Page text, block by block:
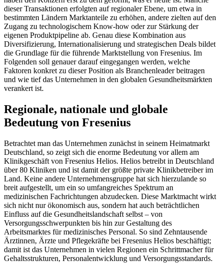
dieser Transaktionen erfolgten auf regionaler Ebene, um etwa in
bestimmten Ländern Marktanteile zu erhöhen, andere zielten auf den
Zugang zu technologischem Know-how oder zur Stärkung der
eigenen Produktpipeline ab. Genau diese Kombination aus
Diversifizierung, Internationalisierung und strategischen Deals bildet
die Grundlage für die führende Marktstellung von Fresenius. Im
Folgenden soll genauer darauf eingegangen werden, welche
Faktoren konkret zu dieser Position als Branchenleader beitragen
und wie tief das Unternehmen in den globalen Gesundheitsmärkten
verankert ist.
Regionale, nationale und globale
Bedeutung von Fresenius
Betrachtet man das Unternehmen zunächst in seinem Heimatmarkt
Deutschland, so zeigt sich die enorme Bedeutung vor allem am
Klinikgeschäft von Fresenius Helios. Helios betreibt in Deutschland
über 80 Kliniken und ist damit der größte private Klinikbetreiber im
Land. Keine andere Unternehmensgruppe hat sich hierzulande so
breit aufgestellt, um ein so umfangreiches Spektrum an
medizinischen Fachrichtungen abzudecken. Diese Marktmacht wirkt
sich nicht nur ökonomisch aus, sondern hat auch beträchtlichen
Einfluss auf die Gesundheitslandschaft selbst – von
Versorgungsschwerpunkten bis hin zur Gestaltung des
Arbeitsmarktes für medizinisches Personal. So sind Zehntausende
Ärztinnen, Ärzte und Pflegekräfte bei Fresenius Helios beschäftigt;
damit ist das Unternehmen in vielen Regionen ein Schrittmacher für
Gehaltsstrukturen, Personalentwicklung und Versorgungsstandards.